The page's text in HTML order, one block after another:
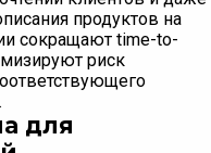
продуктов на
сокращают time-to-
риск
для